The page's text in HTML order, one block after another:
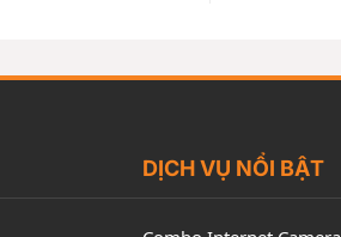
DỊCH VỤ NỔI BẬT